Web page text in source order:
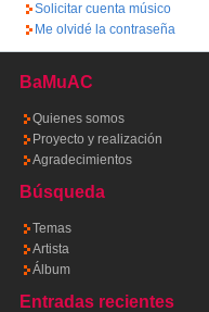
Solicitar cuenta músico
Me olvidé la contraseña
BaMuAC
Quienes somos
Proyecto y realización
Agradecimientos
Búsqueda
Temas
Artista
Álbum
Entradas recientes